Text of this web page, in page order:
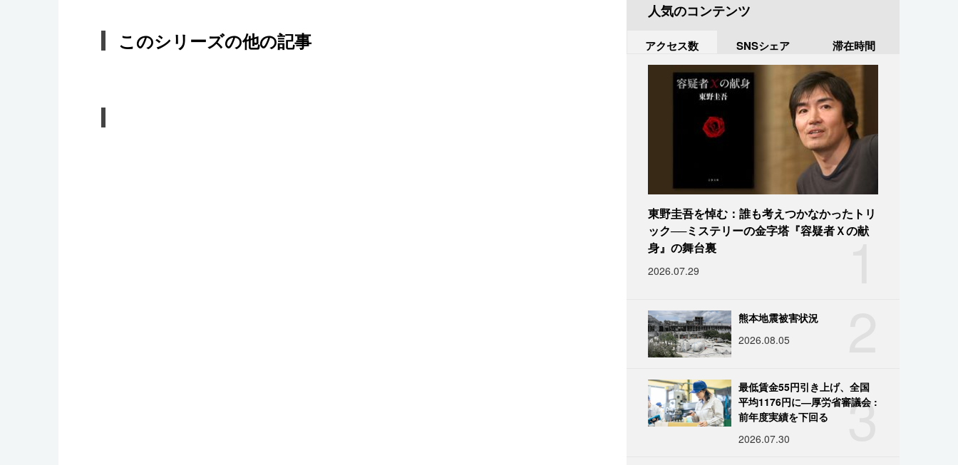
このシリーズの他の記事
人気のコンテンツ
アクセス数 SNSシェア 滞在時間
1
東野圭吾を悼む：誰も考えつかなかったトリ
ック──ミステリーの金字塔『容疑者Ｘの献
身』の舞台裏
2026.07.29
熊本地震被害状況
2026.08.05
3
最低賃金55円引き上げ、全国
平均1176円に―厚労省審議会 :
前年度実績を下回る
2026.07.30